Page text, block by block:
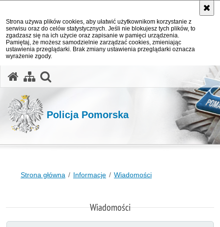
Strona używa plików cookies, aby ułatwić użytkownikom korzystanie z
serwisu oraz do celów statystycznych. Jeśli nie blokujesz tych plików, to
zgadzasz się na ich użycie oraz zapisanie w pamięci urządzenia.
Pamiętaj, że możesz samodzielnie zarządzać cookies, zmieniając
ustawienia przeglądarki. Brak zmiany ustawienia przeglądarki oznacza
wyrażenie zgody.
Policja Pomorska
Strona główna Informacje Wiadomości
Wiadomości